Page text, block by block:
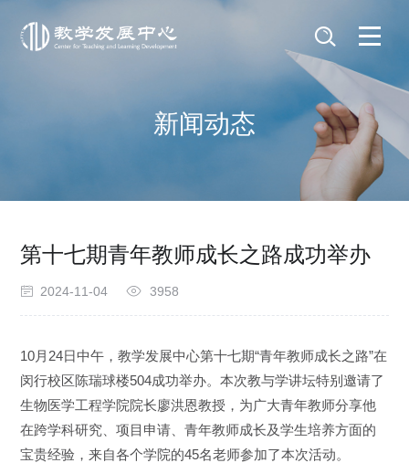
新闻动态
第十七期青年教师成长之路成功举办
2024-11-04 3958
10月 24日中午，教学发展中心第十七期“青年教师成长之路”在
闵行校区陈瑞球楼504成功举办。本次教与学讲坛特别邀请了
生物医学工程学院院长廖洪恩教授，为广大青年教师分享他
在跨学科研究、项目申请、青年教师成长及学生培养方面的
宝贵经验，来自各个学院的45名老师参加了本次活动。